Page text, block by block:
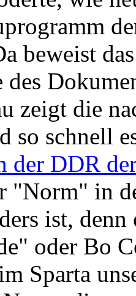
beweist
des
zeigt die
so schnell
DDR
"Norm" in
ist,
oder Bo
Sparta